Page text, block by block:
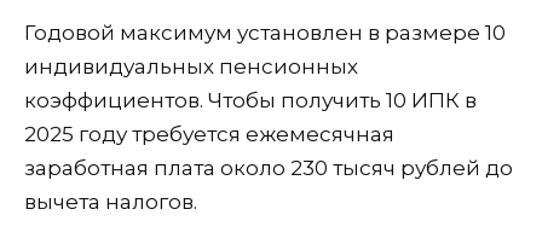
Годовой максимум установлен в размере 10
индивидуальных пенсионных
коэффициентов. Чтобы получить 10 ИПК в
2025 году требуется ежемесячная
заработная плата около 230 тысяч рублей до
вычета налогов.